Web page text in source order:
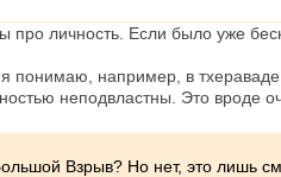
про личность. Если было уже
понимаю, например, в
неподвластны. Это вроде
Взрыв? Но нет, это лишь